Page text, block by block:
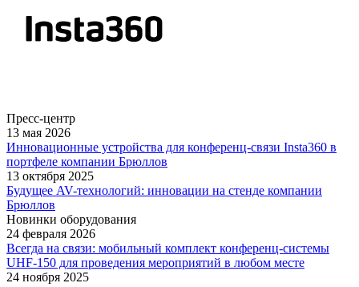
Пресс-центр
13 мая 2026
Инновационные устройства для конференц-связи Insta360 в
портфеле компании Брюллов
13 октября 2025
Будущее AV-технологий: инновации на стенде компании
Брюллов
Новинки оборудования
24 февраля 2026
Всегда на связи: мобильный комплект конференц-системы
UHF-150 для проведения мероприятий в любом месте
24 ноября 2025